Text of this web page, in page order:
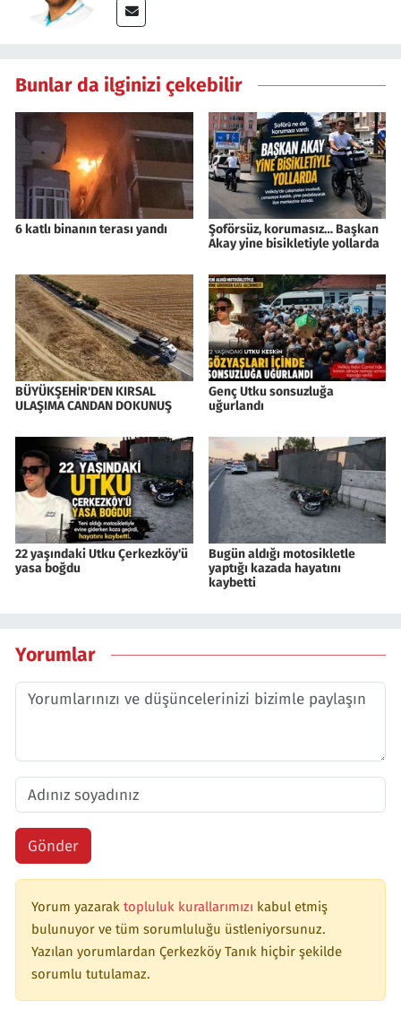
Bunlar da ilginizi çekebilir
6 katlı binanın terası yandı
Şoförsüz, korumasız… Başkan
Akay yine bisikletiyle yollarda
BÜYÜKŞEHİR'DEN KIRSAL
ULAŞIMA CANDAN DOKUNUŞ
Genç Utku sonsuzluğa
uğurlandı
22 yaşındaki Utku Çerkezköy'ü
yasa boğdu
Bugün aldığı motosikletle
yaptığı kazada hayatını
kaybetti
Yorumlar
Gönder
Yorum yazarak topluluk kurallarımızı kabul etmiş
bulunuyor ve tüm sorumluluğu üstleniyorsunuz.
Yazılan yorumlardan Çerkezköy Tanık hiçbir şekilde
sorumlu tutulamaz.